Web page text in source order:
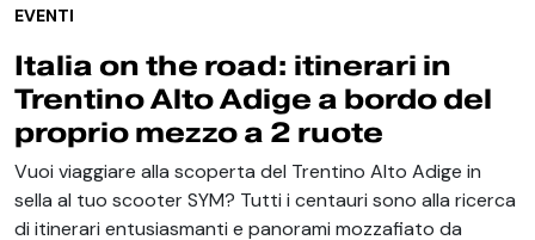
EVENTI
Italia on the road: itinerari in
Trentino Alto Adige a bordo del
proprio mezzo a 2 ruote
Vuoi viaggiare alla scoperta del Trentino Alto Adige in
sella al tuo scooter SYM? Tutti i centauri sono alla ricerca
di itinerari entusiasmanti e panorami mozzafiato da